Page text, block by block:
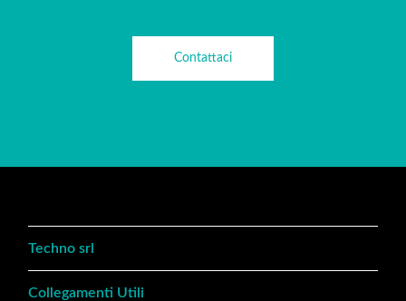
Contattaci
Techno srl
Collegamenti Utili